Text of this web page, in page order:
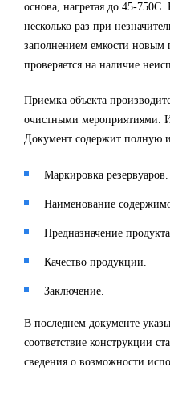
основа, нагретая до 45-750С.
несколько раз при
заполнением емкости новым
проверяется на наличие
Приемка объекта
очистными мероприятиями.
Документ содержит полную
Маркировка резервуаров.
Наименование
Предназначение
Качество продукции.
Заключение.
В последнем документе
соответствие конструкции
сведения о возможности